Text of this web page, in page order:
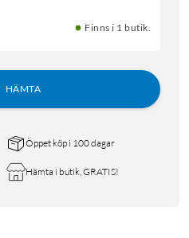
Finns i 1 butik.
HÄMTA
Öppet köp i 100 dagar
Hämta i butik, GRATIS!